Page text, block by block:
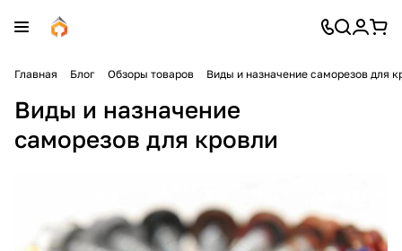
Главная Блог Обзоры товаров Виды и назначение саморезов для
Виды и назначение
саморезов для кровли